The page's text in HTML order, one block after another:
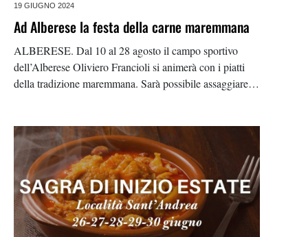
19 GIUGNO 2024
Ad Alberese la festa della carne maremmana
ALBERESE. Dal 10 al 28 agosto il campo sportivo
dell’Alberese Oliviero Francioli si animerà con i piatti
della tradizione maremmana. Sarà possibile assaggiare